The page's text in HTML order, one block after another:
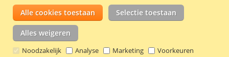
Alle cookies toestaan Selectie toestaan
Alles weigeren
Noodzakelijk Analyse Marketing Voorkeuren
TOEVOEGEN OM TE VERGELIJKEN
Stijlvolle book case voor de Samsung Galaxy Note 2. Kleur:
roze.